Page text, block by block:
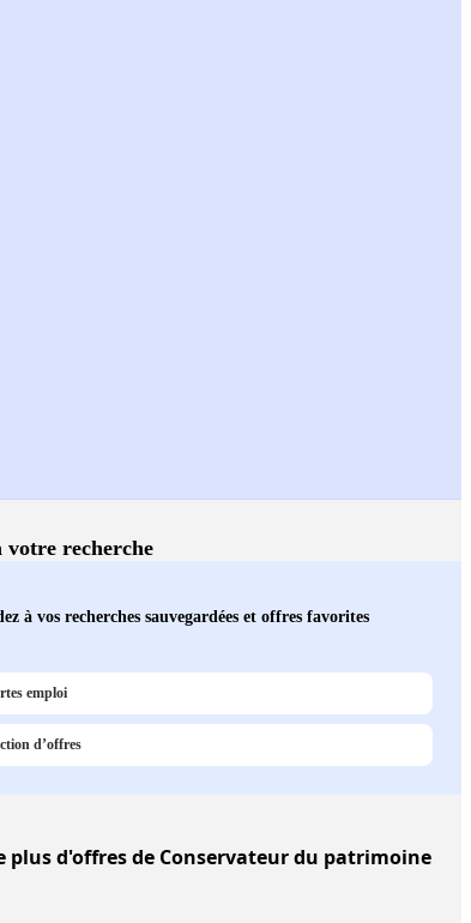
votre recherche
à vos recherches sauvegardées et offres favorites
emploi
d’offres
plus d'offres de Conservateur du patrimoine